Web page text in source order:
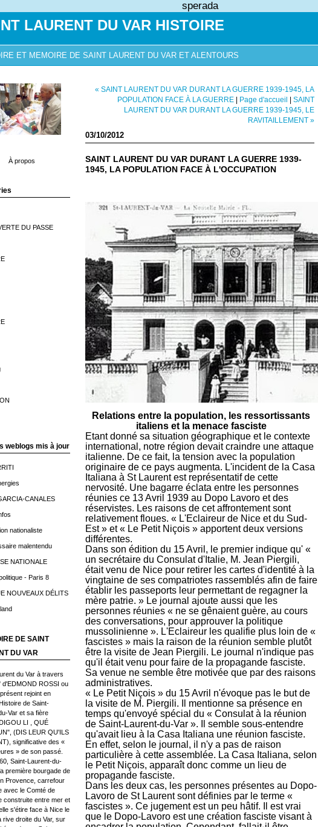
sperada
LAURENT DU VAR HISTOIRE
ET MEMOIRE DE SAINT LAURENT DU VAR ET ALENTOURS
À propos
DU PASSE
weblogs mis à jour
CANALES
nationaliste
malentendu
NATIONALE
- Paris 8
NOUVEAUX DÉLITS
DE SAINT
DU VAR
du Var à travers
d'EDMOND ROSSI ou
rejoint en
de Saint-
Var et sa fière
LI , QUÉ
(DIS LEUR QU'ILS
significative des «
» de son passé.
Saint-Laurent-du-
première bourgade de
Provence, carrefour
avec le Comté de
construite entre mer et
s'étire face à Nice le
rive droite du Var, sur
« SAINT LAURENT DU VAR DURANT LA GUERRE 1939-1945, LA
POPULATION FACE À LA GUERRE| Page d'accueil | SAINT
LAURENT DU VAR DURANT LA GUERRE 1939-1945, LE
RAVITAILLEMENT »
03/10/2012
SAINT LAURENT DU VAR DURANT LA GUERRE 1939-
1945, LA POPULATION FACE À L'OCCUPATION
Relations entre la population, les ressortissants
italiens et la menace fasciste
Etant donné sa situation géographique et le contexte
international, notre région devait craindre une attaque
italienne. De ce fait, la tension avec la population
originaire de ce pays augmenta. L'incident de la Casa
Italiana à St Laurent est représentatif de cette
nervosité. Une bagarre éclata entre les personnes
réunies ce 13 Avril 1939 au Dopo Lavoro et des
réservistes. Les raisons de cet affrontement sont
relativement floues. « L'Eclaireur de Nice et du Sud-
Est » et « Le Petit Niçois » apportent deux versions
différentes.
Dans son édition du 15 Avril, le premier indique qu' «
un secrétaire du Consulat d'Italie, M. Jean Piergili,
était venu de Nice pour retirer les cartes d'identité à la
vingtaine de ses compatriotes rassemblés afin de faire
établir les passeports leur permettant de regagner la
mère patrie. » Le journal ajoute aussi que les
personnes réunies « ne se gênaient guère, au cours
des conversations, pour approuver la politique
mussolinienne ». L'Eclaireur les qualifie plus loin de «
fascistes » mais la raison de la réunion semble plutôt
être la visite de Jean Piergili. Le journal n'indique pas
qu'il était venu pour faire de la propagande fasciste.
Sa venue ne semble être motivée que par des raisons
administratives.
« Le Petit Niçois » du 15 Avril n'évoque pas le but de
la visite de M. Piergili. Il mentionne sa présence en
temps qu'envoyé spécial du « Consulat à la réunion
de Saint-Laurent-du-Var ». Il semble sous-entendre
qu'avait lieu à la Casa Italiana une réunion fasciste.
En effet, selon le journal, il n'y a pas de raison
particulière à cette assemblée. La Casa Italiana, selon
le Petit Niçois, apparaît donc comme un lieu de
propagande fasciste.
Dans les deux cas, les personnes présentes au Dopo-
Lavoro de St Laurent sont définies par le terme «
fascistes ». Ce jugement est un peu hâtif. Il est vrai
que le Dopo-Lavoro est une création fasciste visant à